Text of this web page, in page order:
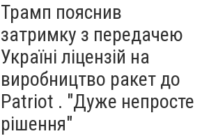
Трамп пояснив
затримку з передачею
Україні ліцензій на
виробництво ракет до
Patriot . "Дуже непросте
рішення"